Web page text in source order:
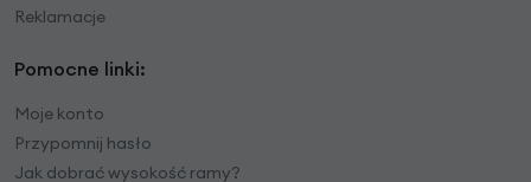
Reklamacje
Pomocne linki:
Moje konto
Przypomnij hasło
Jak dobrać wysokość ramy?